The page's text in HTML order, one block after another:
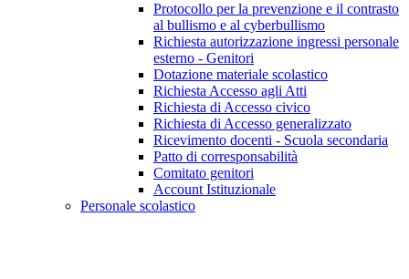
Protocollo per la prevenzione e il contrasto
al bullismo e al cyberbullismo
Richiesta autorizzazione ingressi personale
esterno - Genitori
Dotazione materiale scolastico
Richiesta Accesso agli Atti
Richiesta di Accesso civico
Richiesta di Accesso generalizzato
Ricevimento docenti - Scuola secondaria
Patto di corresponsabilità
Comitato genitori
Account Istituzionale
Personale scolastico